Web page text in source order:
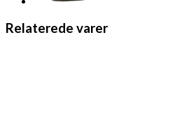
Relaterede varer